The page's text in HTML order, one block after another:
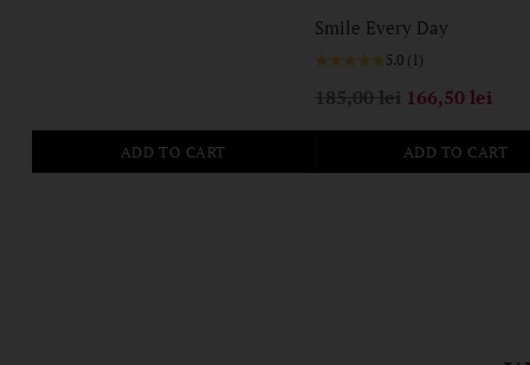
ADD TO CART
Quantity
Smile Every Day
5.0 (1)
Regular
price
185,00 lei 166,50 lei
ADD TO CART
Quantity